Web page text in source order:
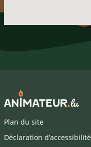
Plan du site
Déclaration d’accessibilité